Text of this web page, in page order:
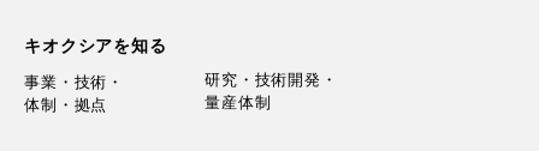
キオクシアを知る
事業・技術・
体制・拠点
研究・技術開発・
量産体制